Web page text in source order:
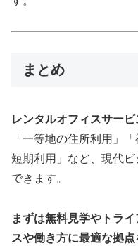
まとめ
レンタルオフィスサービ
「一等地の住所利用」
短期利用」など、現代
できます。
まずは無料見学やトラ
スや働き方に最適な拠点